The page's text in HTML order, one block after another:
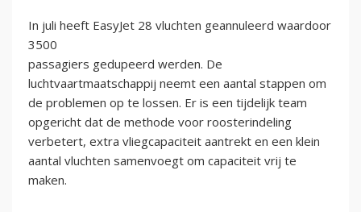
In juli heeft EasyJet 28 vluchten geannuleerd waardoor
3500
passagiers gedupeerd werden. De
luchtvaartmaatschappij neemt een aantal stappen om
de problemen op te lossen. Er is een tijdelijk team
opgericht dat de methode voor roosterindeling
verbetert, extra vliegcapaciteit aantrekt en een klein
aantal vluchten samenvoegt om capaciteit vrij te
maken.